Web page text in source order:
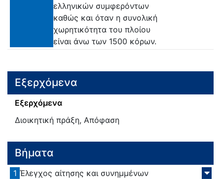
ελληνικών συμφερόντων
καθώς και όταν η συνολική
χωρητικότητα του πλοίου
είναι άνω των 1500 κόρων.
Εξερχόμενα
Εξερχόμενα
Διοικητική πράξη, Απόφαση
Βήματα
1 Έλεγχος αίτησης και συνημμένων